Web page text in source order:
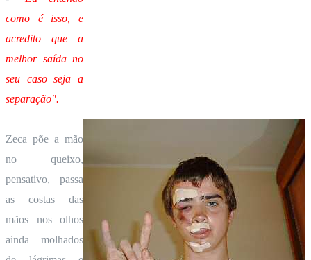
como é isso, e
acredito que a
melhor saída no
seu caso seja a
separação".
Zeca põe a mão
no queixo,
pensativo, passa
as costas das
mãos nos olhos
ainda molhados